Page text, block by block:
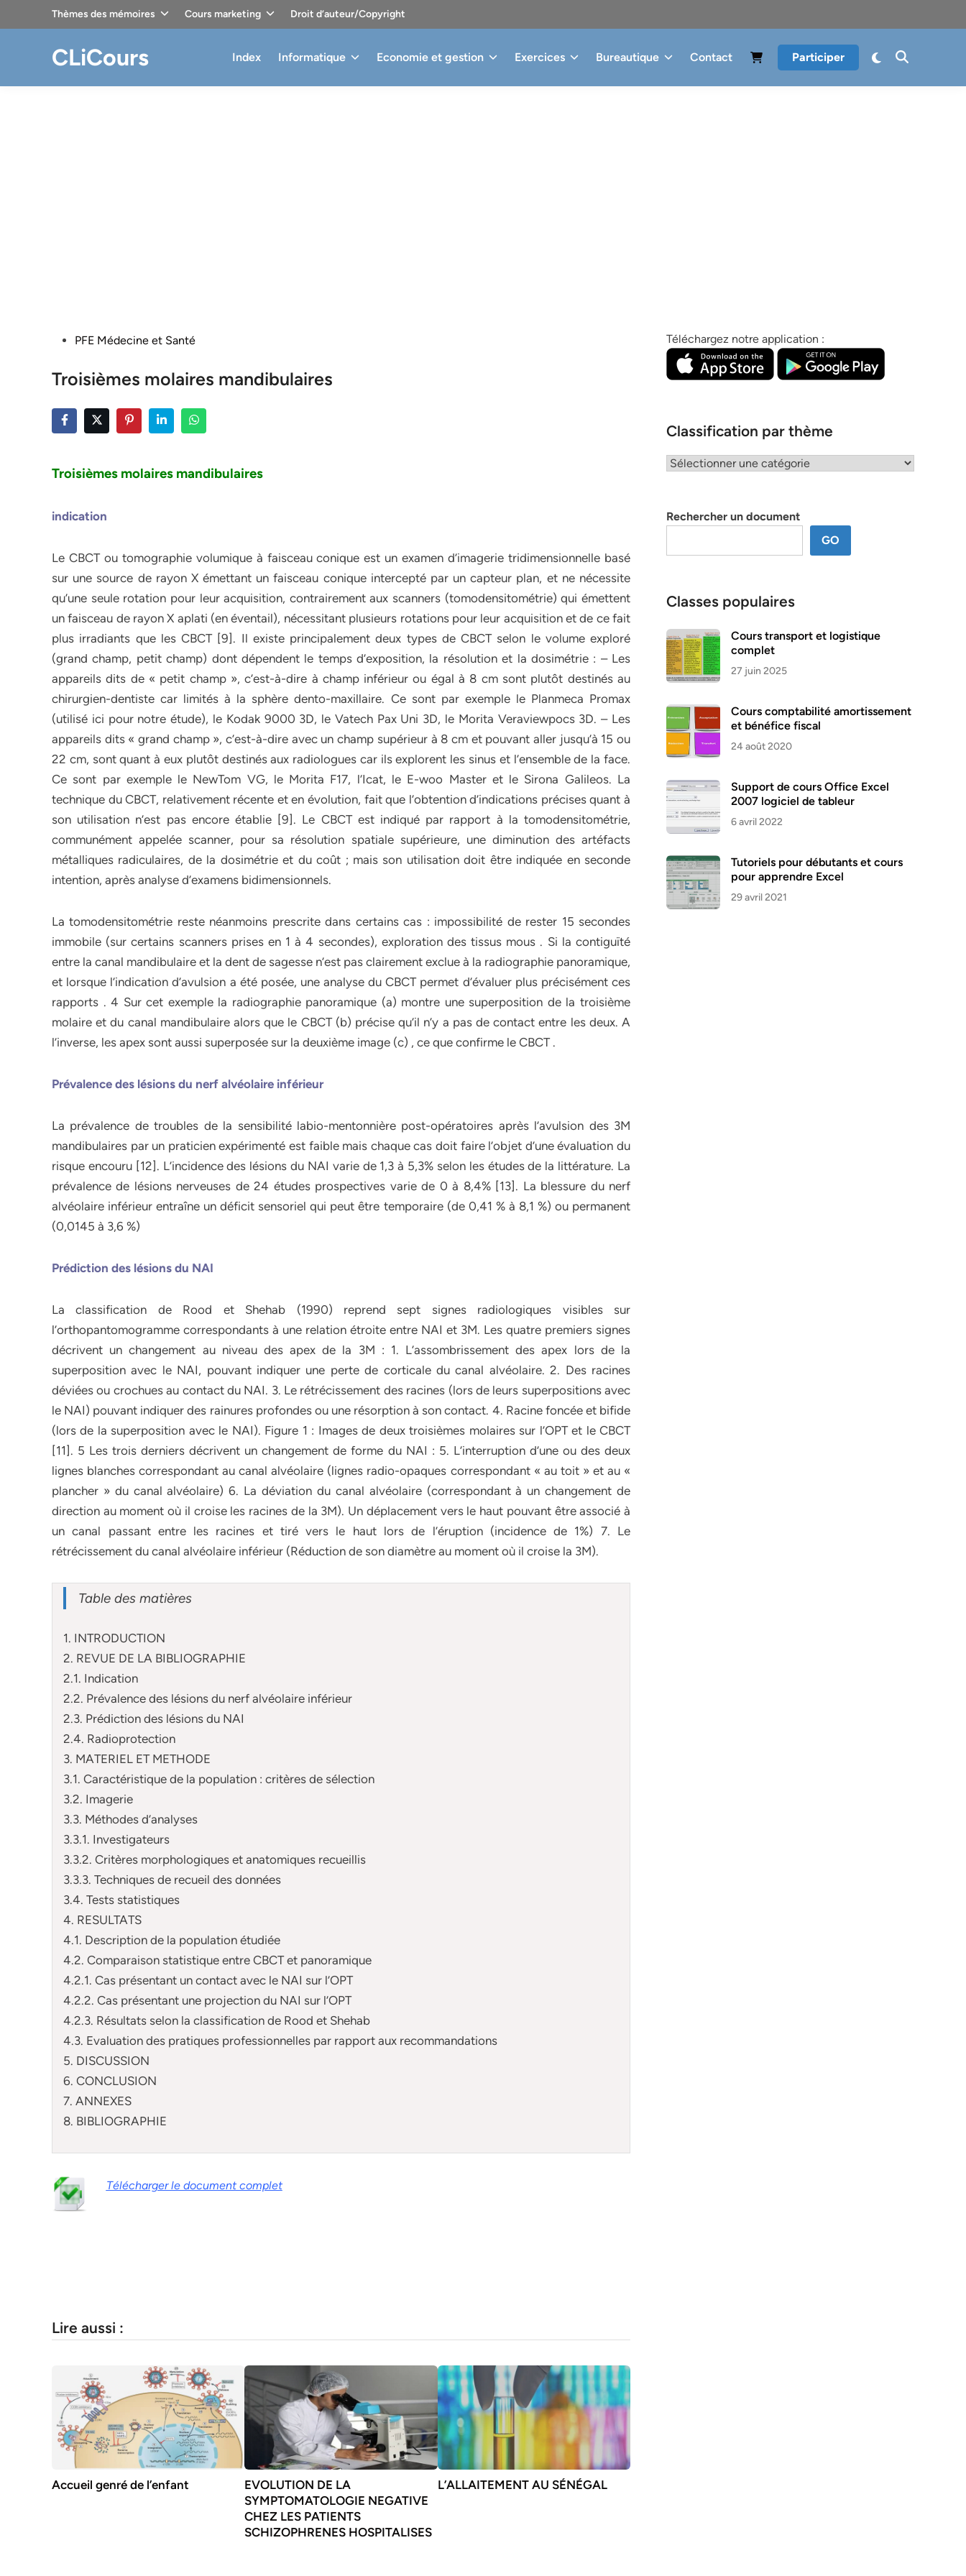
Thèmes des mémoires Cours marketing Droit d’auteur/Copyright
CLiCours Index Informatique Economie et gestion Exercices Bureautique Contact Participer
PostedPFE Médecine et Santé
Troisièmes molaires mandibulaires
Troisièmes molaires mandibulaires
indication
Le CBCT ou tomographie volumique à faisceau conique est un examen d’imagerie tridimensionnelle basé
sur une source de rayon X émettant un faisceau conique intercepté par un capteur plan, et ne nécessite
qu’une seule rotation pour leur acquisition, contrairement aux scanners (tomodensitométrie) qui émettent
un faisceau de rayon X aplati (en éventail), nécessitant plusieurs rotations pour leur acquisition et de ce fait
plus irradiants que les CBCT [9]. Il existe principalement deux types de CBCT selon le volume exploré
(grand champ, petit champ) dont dépendent le temps d’exposition, la résolution et la dosimétrie : – Les
appareils dits de « petit champ », c’est-à-dire à champ inférieur ou égal à 8 cm sont plutôt destinés au
chirurgien-dentiste car limités à la sphère dento-maxillaire. Ce sont par exemple le Planmeca Promax
(utilisé ici pour notre étude), le Kodak 9000 3D, le Vatech Pax Uni 3D, le Morita Veraviewpocs 3D. – Les
appareils dits « grand champ », c’est-à-dire avec un champ supérieur à 8 cm et pouvant aller jusqu’à 15 ou
22 cm, sont quant à eux plutôt destinés aux radiologues car ils explorent les sinus et l’ensemble de la face.
Ce sont par exemple le NewTom VG, le Morita F17, l’Icat, le E-woo Master et le Sirona Galileos. La
technique du CBCT, relativement récente et en évolution, fait que l’obtention d’indications précises quant à
son utilisation n’est pas encore établie [9]. Le CBCT est indiqué par rapport à la tomodensitométrie,
communément appelée scanner, pour sa résolution spatiale supérieure, une diminution des artéfacts
métalliques radiculaires, de la dosimétrie et du coût ; mais son utilisation doit être indiquée en seconde
intention, après analyse d’examens bidimensionnels.
La tomodensitométrie reste néanmoins prescrite dans certains cas : impossibilité de rester 15 secondes
immobile (sur certains scanners prises en 1 à 4 secondes), exploration des tissus mous . Si la contiguïté
entre la canal mandibulaire et la dent de sagesse n’est pas clairement exclue à la radiographie panoramique,
et lorsque l’indication d’avulsion a été posée, une analyse du CBCT permet d’évaluer plus précisément ces
rapports . 4 Sur cet exemple la radiographie panoramique (a) montre une superposition de la troisième
molaire et du canal mandibulaire alors que le CBCT (b) précise qu’il n’y a pas de contact entre les deux. A
l’inverse, les apex sont aussi superposée sur la deuxième image (c) , ce que confirme le CBCT .
Prévalence des lésions du nerf alvéolaire inférieur
La prévalence de troubles de la sensibilité labio-mentonnière post-opératoires après l’avulsion des 3M
mandibulaires par un praticien expérimenté est faible mais chaque cas doit faire l’objet d’une évaluation du
risque encouru [12]. L’incidence des lésions du NAI varie de 1,3 à 5,3% selon les études de la littérature. La
prévalence de lésions nerveuses de 24 études prospectives varie de 0 à 8,4% [13]. La blessure du nerf
alvéolaire inférieur entraîne un déficit sensoriel qui peut être temporaire (de 0,41 % à 8,1 %) ou permanent
(0,0145 à 3,6 %)
Prédiction des lésions du NAI
La classification de Rood et Shehab (1990) reprend sept signes radiologiques visibles sur
l’orthopantomogramme correspondants à une relation étroite entre NAI et 3M. Les quatre premiers signes
décrivent un changement au niveau des apex de la 3M : 1. L’assombrissement des apex lors de la
superposition avec le NAI, pouvant indiquer une perte de corticale du canal alvéolaire. 2. Des racines
déviées ou crochues au contact du NAI. 3. Le rétrécissement des racines (lors de leurs superpositions avec
le NAI) pouvant indiquer des rainures profondes ou une résorption à son contact. 4. Racine foncée et bifide
(lors de la superposition avec le NAI). Figure 1 : Images de deux troisièmes molaires sur l’OPT et le CBCT
[11]. 5 Les trois derniers décrivent un changement de forme du NAI : 5. L’interruption d’une ou des deux
lignes blanches correspondant au canal alvéolaire (lignes radio-opaques correspondant « au toit » et au «
plancher » du canal alvéolaire) 6. La déviation du canal alvéolaire (correspondant à un changement de
direction au moment où il croise les racines de la 3M). Un déplacement vers le haut pouvant être associé à
un canal passant entre les racines et tiré vers le haut lors de l’éruption (incidence de 1%) 7. Le
rétrécissement du canal alvéolaire inférieur (Réduction de son diamètre au moment où il croise la 3M).
Table des matières
1. INTRODUCTION
2. REVUE DE LA BIBLIOGRAPHIE
2.1. Indication
2.2. Prévalence des lésions du nerf alvéolaire inférieur
2.3. Prédiction des lésions du NAI
2.4. Radioprotection
3. MATERIEL ET METHODE
3.1. Caractéristique de la population : critères de sélection
3.2. Imagerie
3.3. Méthodes d’analyses
3.3.1. Investigateurs
3.3.2. Critères morphologiques et anatomiques recueillis
3.3.3. Techniques de recueil des données
3.4. Tests statistiques
4. RESULTATS
4.1. Description de la population étudiée
4.2. Comparaison statistique entre CBCT et panoramique
4.2.1. Cas présentant un contact avec le NAI sur l’OPT
4.2.2. Cas présentant une projection du NAI sur l’OPT
4.2.3. Résultats selon la classification de Rood et Shehab
4.3. Evaluation des pratiques professionnelles par rapport aux recommandations
5. DISCUSSION
6. CONCLUSION
7. ANNEXES
8. BIBLIOGRAPHIE
Télécharger le document complet
Lire aussi :
Accueil genré de l’enfant
EVOLUTION DE LA
SYMPTOMATOLOGIE NEGATIVE
CHEZ LES PATIENTS
SCHIZOPHRENES HOSPITALISES
L’ALLAITEMENT AU SÉNÉGAL
Téléchargez notre application :
Classification par thème
Classification
Rechercher un document
GO
Classes populaires
Cours transport et logistique
complet
27 juin 2025
Cours comptabilité amortissement
et bénéfice fiscal
24 août 2020
Support de cours Office Excel
2007 logiciel de tableur
6 avril 2022
Tutoriels pour débutants et cours
pour apprendre Excel
29 avril 2021